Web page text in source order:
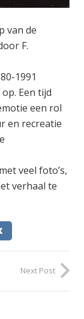
van de
F.
1991
Een tijd
een rol
en recreatie
veel foto’s,
verhaal te
Next Post